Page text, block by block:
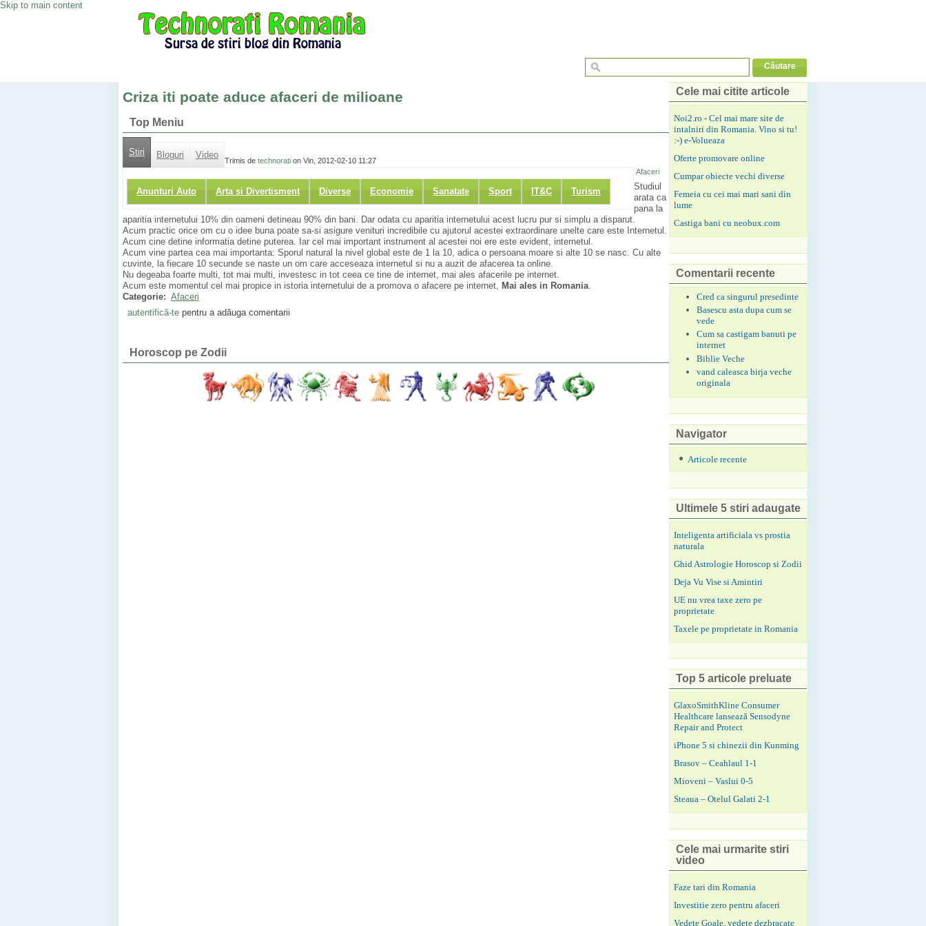
Skip to main content
Criza iti poate aduce afaceri de milioane
Top Meniu
Stiri Bloguri Video
Anunturi Auto Arta si Divertisment Diverse Economie Sanatate Sport IT&C Turism
Trimis de technorati on Vin, 2012-02-10 11:27
Afaceri
Studiul
arata ca
pana la
aparitia internetului 10% din oameni detineau 90% din bani. Dar odata cu aparitia internetului acest lucru pur si simplu a disparut.
Acum practic orice om cu o idee buna poate sa-si asigure venituri incredibile cu ajutorul acestei extraordinare unelte care este Internetul.
Acum cine detine informatia detine puterea. Iar cel mai important instrument al acestei noi ere este evident, internetul.
Acum vine partea cea mai importanta: Sporul natural la nivel global este de 1 la 10, adica o persoana moare si alte 10 se nasc. Cu alte
cuvinte, la fiecare 10 secunde se naste un om care acceseaza internetul si nu a auzit de afacerea ta online.
Nu degeaba foarte multi, tot mai multi, investesc in tot ceea ce tine de internet, mai ales afacerile pe internet.
Acum este momentul cel mai propice in istoria internetului de a promova o afacere pe internet, Mai ales in Romania.
Categorie: Afaceri
autentifică-tepentru a adăuga comentarii
Horoscop pe Zodii
Cele mai citite articole
Noi2.ro - Cel mai mare site de
intalniri din Romania. Vino si tu!
:-) e-Volueaza
Oferte promovare online
Cumpar obiecte vechi diverse
Femeia cu cei mai mari sani din
lume
Castiga bani cu neobux.com
Comentarii recente
Cred ca singurul presedinte
Basescu asta dupa cum se
vede
Cum sa castigam banuti pe
internet
Biblie Veche
vand caleasca birja veche
originala
Navigator
Articole recente
Ultimele 5 stiri adaugate
Inteligenta artificiala vs prostia
naturala
Ghid Astrologie Horoscop si Zodii
Deja Vu Vise si Amintiri
UE nu vrea taxe zero pe
proprietate
Taxele pe proprietate in Romania
Top 5 articole preluate
GlaxoSmithKline Consumer
Healthcare lansează Sensodyne
Repair and Protect
iPhone 5 si chinezii din Kunming
Brasov – Ceahlaul 1-1
Mioveni – Vaslui 0-5
Steaua – Otelul Galati 2-1
Cele mai urmarite stiri
video
Faze tari din Romania
Investitie zero pentru afaceri
Vedete Goale, vedete dezbracate